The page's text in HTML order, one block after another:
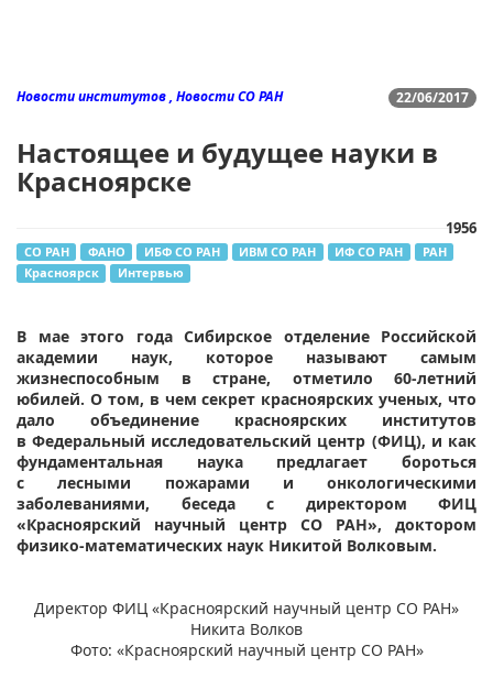
22/06/2017
Новости институтов , Новости СО РАН
Настоящее и будущее науки в
Красноярске
1956
СО РАН ФАНО ИБФ СО РАН ИВМ СО РАН ИФ СО РАН
РАН
Красноярск
Интервью
В мае этого года Сибирское отделение Российской
академии наук, которое называют самым
жизнеспособным в стране, отметило 60-летний
юбилей. О том, в чем секрет красноярских ученых, что
дало объединение красноярских институтов
в Федеральный исследовательский центр (ФИЦ), и как
фундаментальная наука предлагает бороться
с лесными пожарами и онкологическими
заболеваниями, беседа с директором ФИЦ
«Красноярский научный центр СО РАН», доктором
физико-математических наук Никитой Волковым.
Директор ФИЦ «Красноярский научный центр СО РАН»
Никита Волков
Фото: «Красноярский научный центр СО РАН»